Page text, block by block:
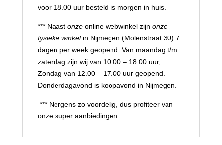
voor 18.00 uur besteld is morgen in huis.
*** Naast onzeonline webwinkel zijn onze
fysieke winkelin Nijmegen (Molenstraat 30) 7
dagen per week geopend. Van maandag t/m
zaterdag zijn wij van 10.00 – 18.00 uur,
Zondag van 12.00 – 17.00 uur geopend.
Donderdagavond is koopavond in Nijmegen.
*** Nergens zo voordelig, dus profiteer van
onze super aanbiedingen.